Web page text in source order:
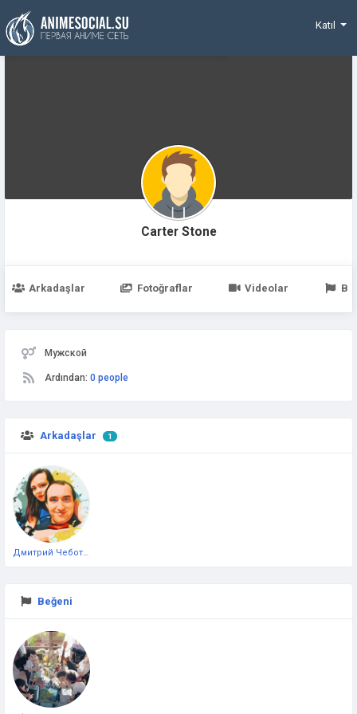
Funding
Katıl
Carter Stone
Arkadaşlar Fotoğraflar Videolar
Мужской
Ardından: 0 people
Arkadaşlar 1
Beğeni